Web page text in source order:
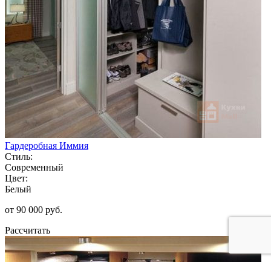
Гардеробная Иммия
Стиль:
Современный
Цвет:
Белый
от 90 000 руб.
Рассчитать